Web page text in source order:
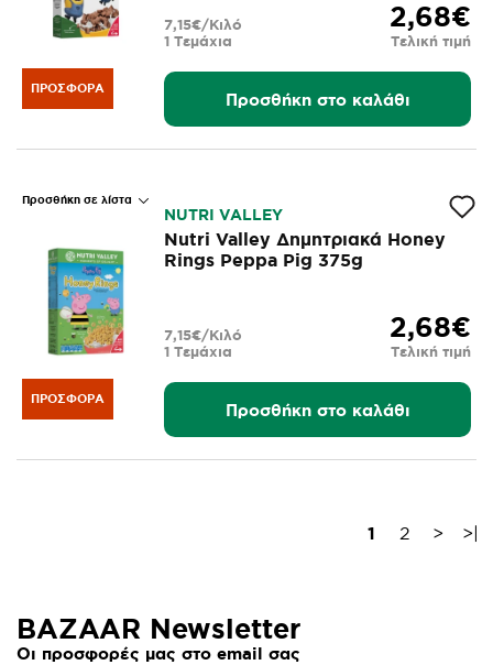
ΠΡΟΣΦΟΡΆ
2,68€
Τελική τιμή
1 Τεμάχια
7,15€/Κιλό
Προσθήκη στο καλάθι
Προσθήκη σε λίστα
ΠΡΟΣΦΟΡΆ
NUTRI VALLEY
Nutri Valley Δημητριακά Honey
Rings Peppa Pig 375g
2,68€
Τελική τιμή
1 Τεμάχια
7,15€/Κιλό
Προσθήκη στο καλάθι
1 2 > >|
BAZAAR Newsletter
Οι προσφορές μας στο email σας